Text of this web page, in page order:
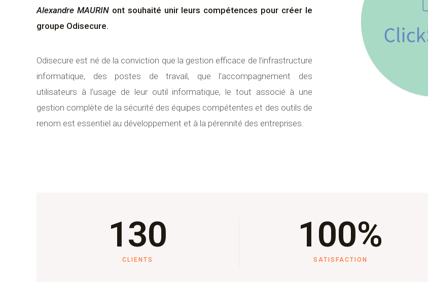
Alexandre MAURINont souhaité unir leurs compétences pour créer le
groupe Odisecure.
Odisecure est né de la conviction que la gestion efficace de l’infrastructure
informatique, des postes de travail, que l’accompagnement des
utilisateurs à l’usage de leur outil informatique, le tout associé à une
gestion complète de la sécurité des équipes compétentes et des outils de
renom est essentiel au développement et à la pérennité des entreprises.
130
CLIENTS
100%
SATISFACTION